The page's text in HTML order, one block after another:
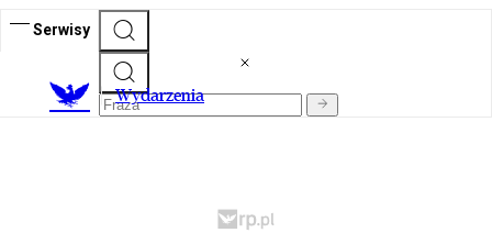
Serwisy
Wydarzenia